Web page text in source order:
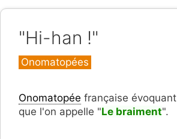
"Hi-han !"
Catégories
Onomatopées
Onomatopée française évoquant
que l'on appelle "Le braiment".